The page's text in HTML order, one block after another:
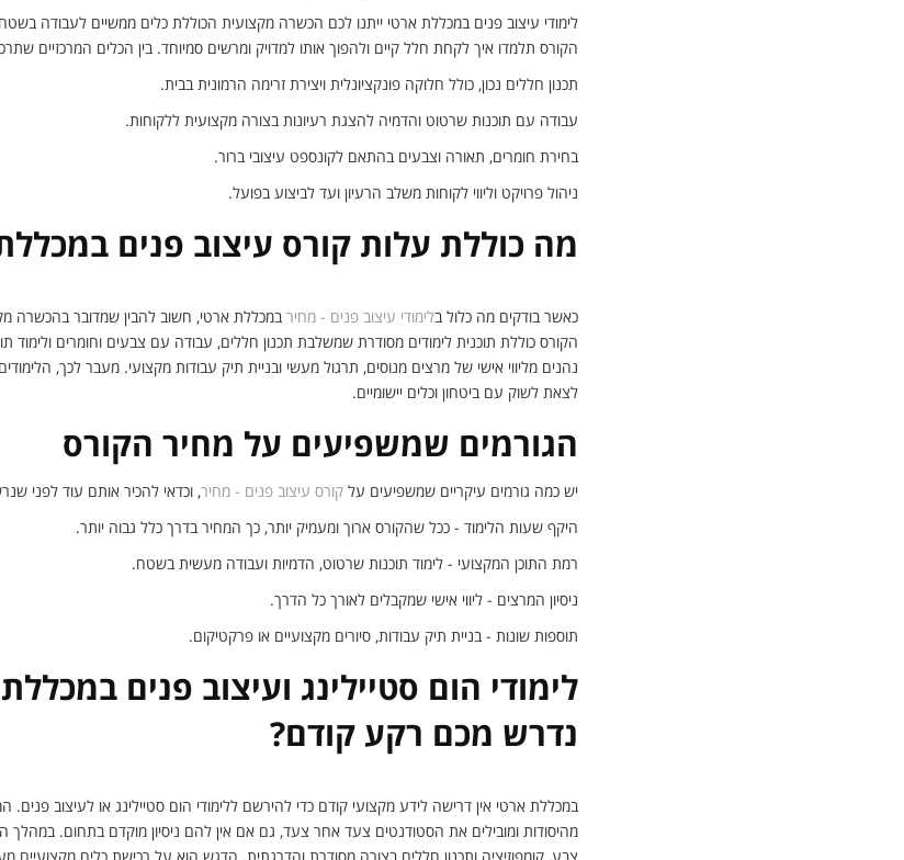
לימודי עיצוב פנים במכללת ארטי ייתנו לכם הכשרה מקצועית הכוללת כלים ממשיים לעבודה
הקורס תלמדו איך לקחת חלל קיים ולהפוך אותו למדויק ומרשים סמיוחד. בין הכלים המרכזיים
תכנון חללים נכון, כולל חלוקה פונקציונלית ויצירת זרימה הרמונית בבית.
עבודה עם תוכנות שרטוט והדמיה להצגת רעיונות בצורה מקצועית ללקוחות.
בחירת חומרים, תאורה וצבעים בהתאם לקונספט עיצובי ברור.
ניהול פרויקט וליווי לקוחות משלב הרעיון ועד לביצוע בפועל.
מה כוללת עלות קורס עיצוב פנים
כאשר בודקים מה כלול בלימודי עיצוב פנים - מחיר במכללת ארטי, חשוב להבין שמדובר בהכשרה
הקורס כוללת תוכנית לימודים מסודרת שמשלבת תכנון חללים, עבודה עם צבעים וחומרים ולימוד
נהנים מליווי אישי של מרצים מנוסים, תרגול מעשי ובניית תיק עבודות מקצועי. מעבר לכך,
לצאת לשוק עם ביטחון וכלים יישומיים.
הגורמים שמשפיעים על מחיר הקורס
יש כמה גורמים עיקריים שמשפיעים על קורס עיצוב פנים - מחיר, וכדאי להכיר אותם עוד לפני
היקף שעות הלימוד - ככל שהקורס ארוך ומעמיק יותר, כך המחיר בדרך כלל גבוה יותר.
רמת התוכן המקצועי - לימוד תוכנות שרטוט, הדמיות ועבודה מעשית בשטח.
ניסיון המרצים - ליווי אישי שמקבלים לאורך כל הדרך.
תוספות שונות - בניית תיק עבודות, סיורים מקצועיים או פרקטיקום.
לימודי הום סטיילינג ועיצוב פנים
נדרש מכם רקע קודם?
במכללת ארטי אין דרישה לידע מקצועי קודם כדי להירשם ללימודי הום סטיילינג או לעיצוב פנים.
מהיסודות ומובילים את הסטודנטים צעד אחר צעד, גם אם אין להם ניסיון מוקדם בתחום. במהלך
צבע, קומפוזיציה ותכנון חללים בצורה מסודרת והדרגתית. הדגש הוא על רכישת כלים מקצועיים